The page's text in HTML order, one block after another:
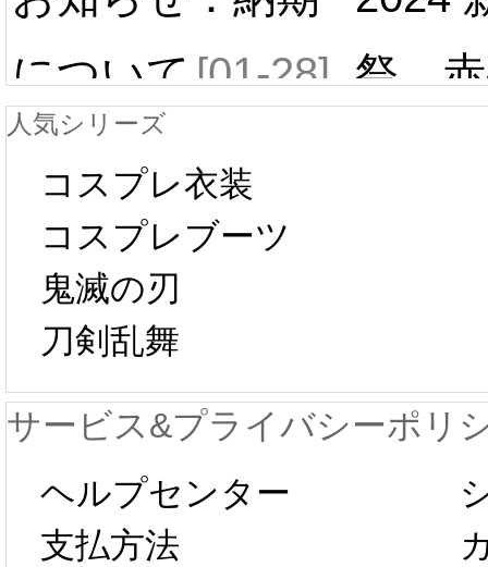
について[01-28]
中国旧正月の影
響で2024年2月5
日から工場生産
が一時停止いた
します。 2月5日
以後のご注文
祭 赤
プレ
新春
人気シリーズ
コスプレ衣装
コスプレブーツ
鬼滅の刃
刀剣乱舞
サービス&プライバシーポリ
ヘルプセンター
支払方法